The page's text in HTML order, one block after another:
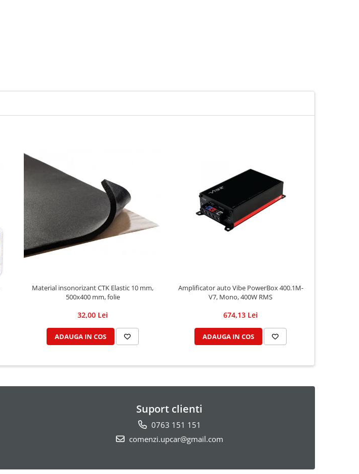
Material insonorizant CTK Elastic 10 mm,
500x400 mm, folie
32,00 Lei
ADAUGA IN COS
Amplificator auto Vibe PowerBox 400.1M-
V7, Mono, 400W RMS
674,13 Lei
ADAUGA IN COS
Suport clienti
0763 151 151
comenzi.upcar@gmail.com